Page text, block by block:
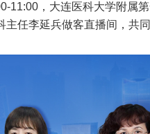
11:00，大连医科大学附属
任李延兵做客直播间，共